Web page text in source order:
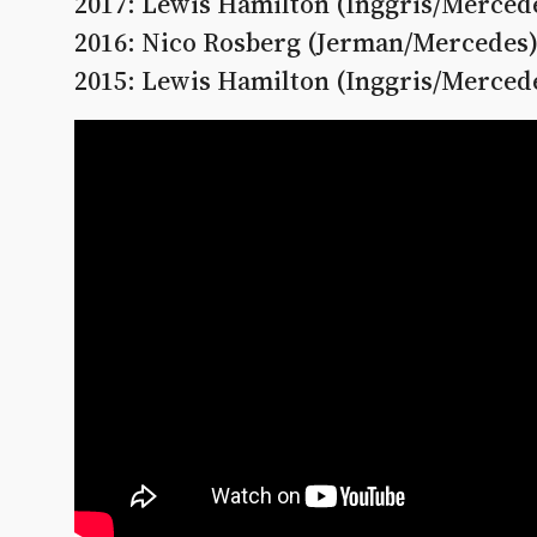
2016: Nico Rosberg (Jerman/Mercedes)
2015: Lewis Hamilton (Inggris/